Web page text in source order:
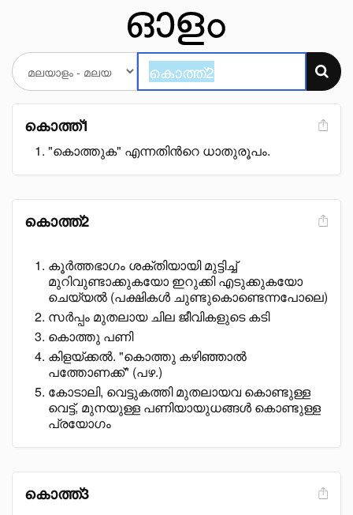
കൊത്ത്1
"കൊത്തുക" എന്നതിൻറെ ധാതുരൂപം.
കൊത്ത്2
കൂർത്തഭാഗം ശക്തിയായി മുട്ടിച്ച്
മുറിവുണ്ടാക്കുകയോ ഇറുക്കി എടുക്കുകയോ
ചെയ്യൽ (പക്ഷികൾ ചുണ്ടുകൊണ്ടെന്നപോലെ)
സർപ്പം മുതലായ ചില ജീവികളുടെ കടി
കൊത്തു പണി
കിളയ്ക്കൽ. "കൊത്തു കഴിഞ്ഞാൽ
പത്തോണക്ക്" (പഴ.)
കോടാലി, വെട്ടുകത്തി മുതലായവ കൊണ്ടുള്ള
വെട്ട്, മുനയുള്ള പണിയായുധങ്ങൾ കൊണ്ടുള്ള
പ്രയോഗം
കൊത്ത്3